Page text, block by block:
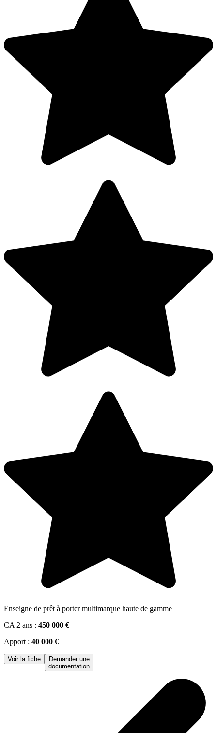
Enseigne de prêt à porter multimarque haute de gamme
CA 2 ans : 450 000 €
Apport : 40 000 €
Voir la fiche
Demander une
documentation